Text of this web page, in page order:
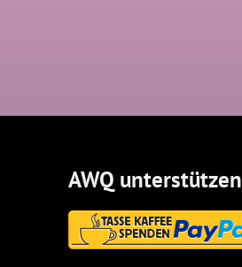
AWQ unterstützen